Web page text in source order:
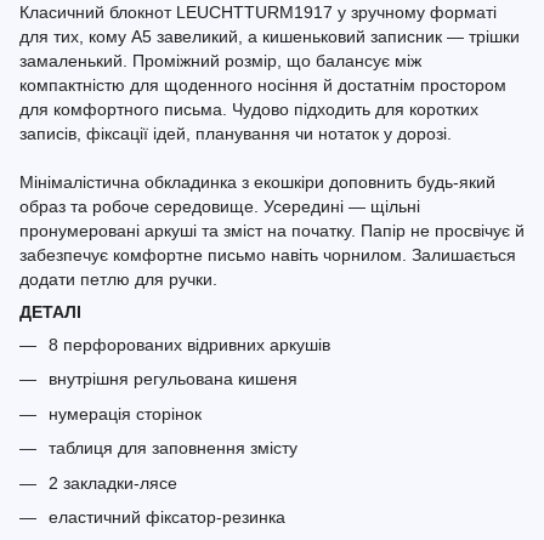
Класичний блокнот LEUCHTTURM1917 у зручному форматі
для тих, кому A5 завеликий, а кишеньковий записник — трішки
замаленький. Проміжний розмір, що балансує між
компактністю для щоденного носіння й достатнім простором
для комфортного письма. Чудово підходить для коротких
записів, фіксації ідей, планування чи нотаток у дорозі.
Мінімалістична обкладинка з екошкіри доповнить будь-який
образ та робоче середовище. Усередині — щільні
пронумеровані аркуші та зміст на початку. Папір не просвічує й
забезпечує комфортне письмо навіть чорнилом. Залишається
додати петлю для ручки.
ДЕТАЛІ
8 перфорованих відривних аркушів
внутрішня регульована кишеня
нумерація сторінок
таблиця для заповнення змісту
2 закладки-лясе
еластичний фіксатор-резинка